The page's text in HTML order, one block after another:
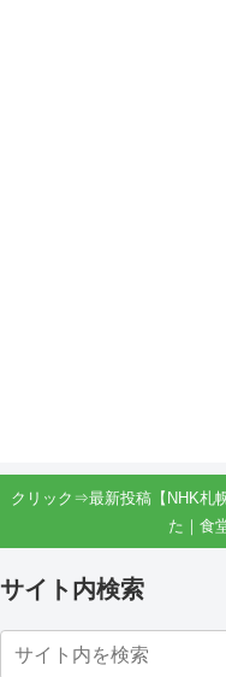
クリック⇒最新投稿【NHK札
た｜食
サイト内検索